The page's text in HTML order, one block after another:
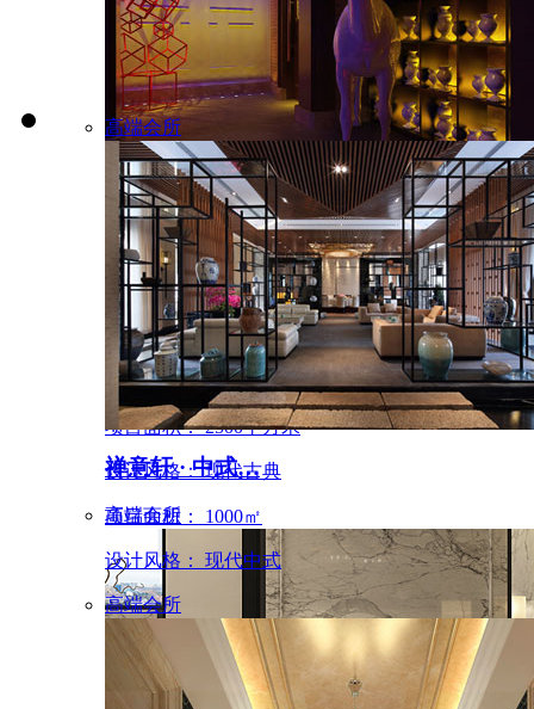
河南YOYO主题量贩式…
项目面积： 2500平方米
设计风格： 现代古典
高端会所
高端会所
禅意轩 · 中式…
项目面积： 1000㎡
设计风格： 现代中式
高端会所